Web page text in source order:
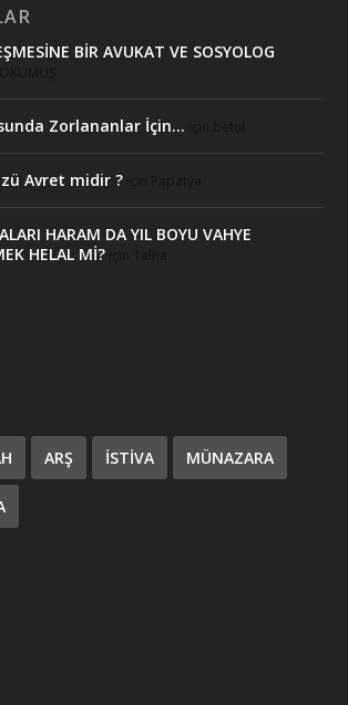
BİR AVUKAT VE SOSYOLOG
Zorlananlar İçin…
Avret midir ?
HARAM DA YIL BOYU VAHYE
HELAL Mİ?
ARŞ ISTIVA MÜNAZARA